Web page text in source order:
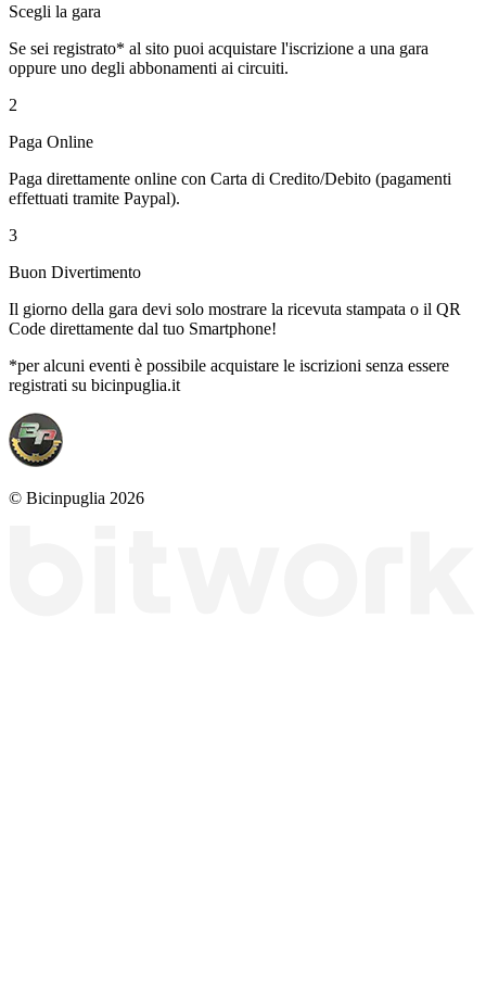
Scegli la gara
Se sei registrato* al sito puoi acquistare l'iscrizione a una gara
oppure uno degli abbonamenti ai circuiti.
2
Paga Online
Paga direttamente online con Carta di Credito/Debito (pagamenti
effettuati tramite Paypal).
3
Buon Divertimento
Il giorno della gara devi solo mostrare la ricevuta stampata o il QR
Code direttamente dal tuo Smartphone!
*per alcuni eventi è possibile acquistare le iscrizioni senza essere
registrati su bicinpuglia.it
© Bicinpuglia 2026